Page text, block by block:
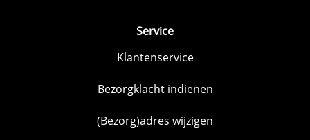
Service
Klantenservice
Bezorgklacht indienen
(Bezorg)adres wijzigen